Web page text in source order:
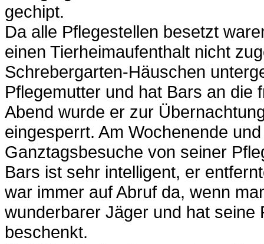
gechipt.
Da alle Pflegestellen besetzt
einen Tierheimaufenthalt nicht
Schrebergarten-Häuschen
Pflegemutter und hat Bars an die
Abend wurde er zur
eingesperrt. Am Wochenende
Ganztagsbesuche von seiner
Bars ist sehr intelligent, er
war immer auf Abruf da, wenn
wunderbarer Jäger und hat seine
beschenkt.